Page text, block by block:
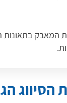
המאבק